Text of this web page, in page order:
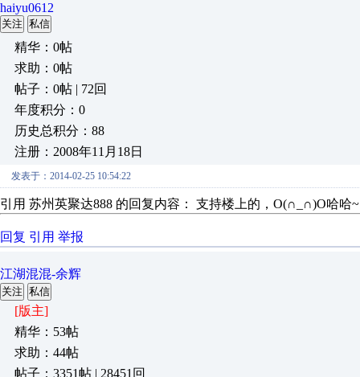
haiyu0612
关注 私信
精华：0帖
求助：0帖
帖子：0帖 | 72回
年度积分：0
历史总积分：88
注册：2008年11月18日
发表于：2014-02-25 10:54:22
引用 苏州英聚达888 的回复内容： 支持楼上的，O(∩_∩)O哈哈~
回复 引用 举报
江湖混混-余辉
关注 私信
[版主]
精华：53帖
求助：44帖
帖子：3351帖 | 28451回